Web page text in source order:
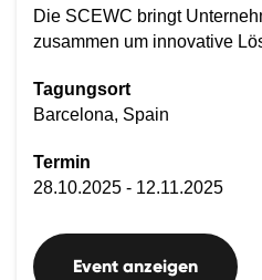
Die SCEWC bringt
zusammen um innovative
Tagungsort
Barcelona, Spain
Termin
28.10.2025 - 12.11.2025
Event anzeigen